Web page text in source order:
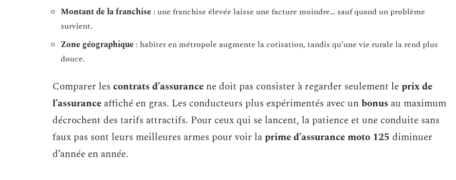
Montant de la franchise : une franchise élevée laisse une facture moindre… sauf quand un problème
survient.
Zone géographique : habiter en métropole augmente la cotisation, tandis qu’une vie rurale la rend plus
douce.
Comparer les contrats d’assurance ne doit pas consister à regarder seulement leprix de
l’assurance affiché en gras. Les conducteurs plus expérimentés avec unbonus au maximum
décrochent des tarifs attractifs. Pour ceux qui se lancent, la patience et une conduite sans
faux pas sont leurs meilleures armes pour voir laprime d’assurance moto 125 diminuer
d’année en année.